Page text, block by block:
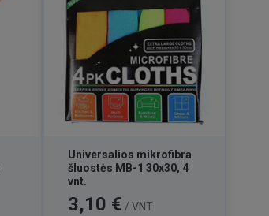
Universalios mikrofibra
šluostės MB-1 30x30, 4
vnt.
Kaina
3,10 € / VNT